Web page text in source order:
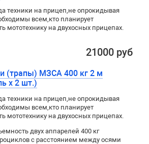
техники на прицеп,не опрокидывая
всем,кто планирует
мототехнику на двухосных прицепах.
21000 руб
(трапы) МЗСА 400 кг 2 м
х 2 шт.)
техники на прицеп,не опрокидывая
всем,кто планирует
мототехнику на двухосных прицепах.
двух аппарелей 400 кг
с расстоянием между осями